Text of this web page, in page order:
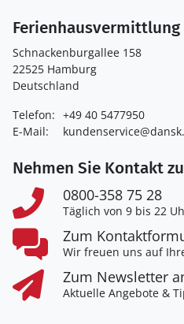
Ferienhausvermittlung
Schnackenburgallee 158
22525 Hamburg
Deutschland
Telefon: +49 40 5477950
E-Mail:
Nehmen Sie Kontakt
0800-358 75 28
Täglich von 9 bis 22
Zum
Wir freuen uns auf
Zum Newsletter
Aktuelle Angebote &